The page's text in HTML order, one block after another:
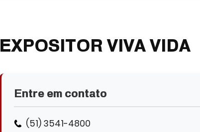
EXPOSITOR VIVA VIDA
Entre em contato
(51) 3541-4800